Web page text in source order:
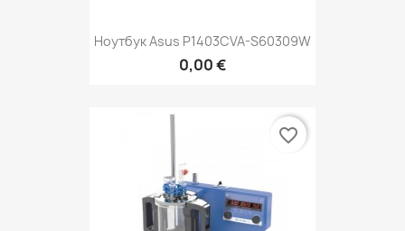
Ноутбук Asus P1403CVA-S60309W
0,00 €
favorite_border